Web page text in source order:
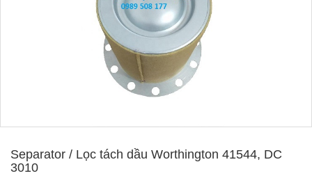
Separator / Lọc tách dầu Worthington 41544, DC
3010